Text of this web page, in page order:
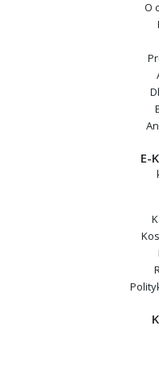
O
E-